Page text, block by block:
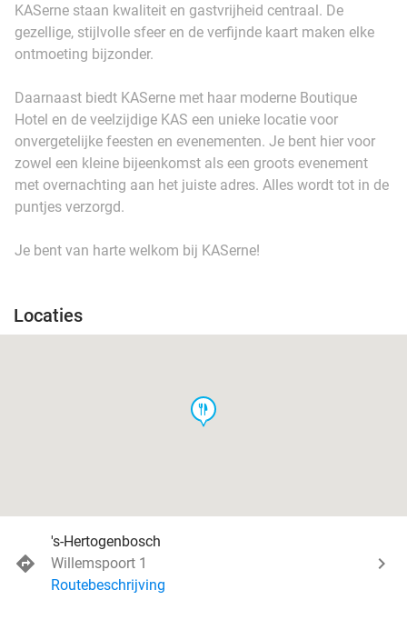
KASerne staan kwaliteit en gastvrijheid centraal. De
gezellige, stijlvolle sfeer en de verfijnde kaart maken elke
ontmoeting bijzonder.
Daarnaast biedt KASerne met haar moderne Boutique
Hotel en de veelzijdige KAS een unieke locatie voor
onvergetelijke feesten en evenementen. Je bent hier voor
zowel een kleine bijeenkomst als een groots evenement
met overnachting aan het juiste adres. Alles wordt tot in de
puntjes verzorgd.
Je bent van harte welkom bij KASerne!
Locaties
food
's-Hertogenbosch
Willemspoort 1
Routebeschrijving